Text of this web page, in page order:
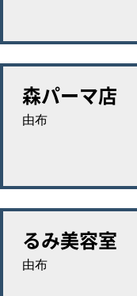
森パーマ店
由布
るみ美容室
由布